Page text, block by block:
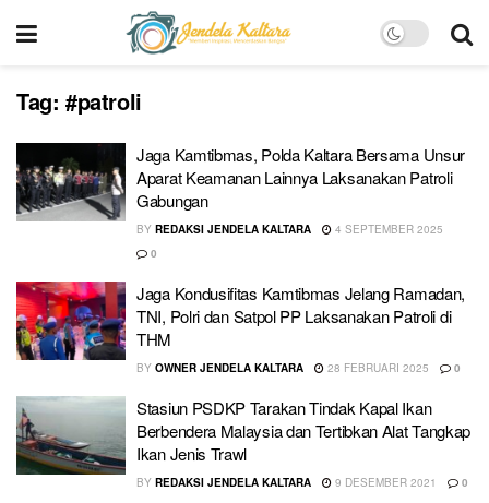
Tag: #patroli
Jaga Kamtibmas, Polda Kaltara Bersama Unsur
Aparat Keamanan Lainnya Laksanakan Patroli
Gabungan
BY REDAKSI JENDELA KALTARA
4 SEPTEMBER 2025
0
Jaga Kondusifitas Kamtibmas Jelang Ramadan,
TNI, Polri dan Satpol PP Laksanakan Patroli di
THM
BY OWNER JENDELA KALTARA 28 FEBRUARI 2025 0
Stasiun PSDKP Tarakan Tindak Kapal Ikan
Berbendera Malaysia dan Tertibkan Alat Tangkap
Ikan Jenis Trawl
BY REDAKSI JENDELA KALTARA 9 DESEMBER 2021 0